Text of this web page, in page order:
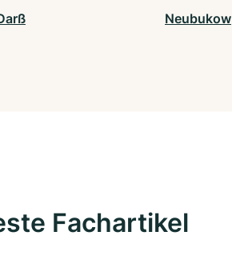
Neubukow
Fachartikel